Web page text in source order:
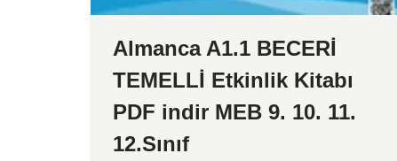
Almanca A1.1 BECERİ
TEMELLİ Etkinlik Kitabı
PDF indir MEB 9. 10. 11.
12.Sınıf